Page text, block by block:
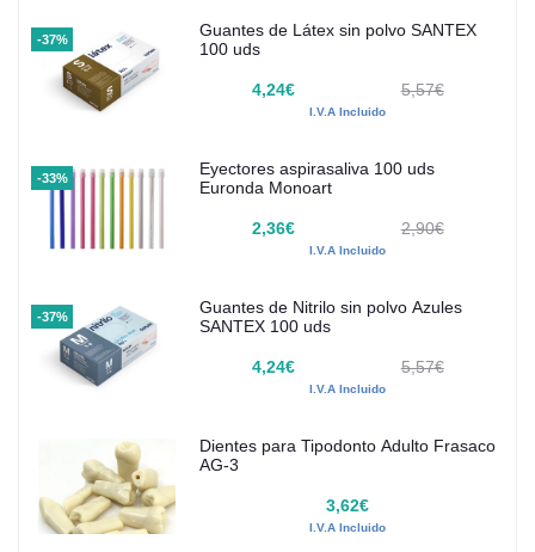
-37%
Guantes de Látex sin polvo SANTEX
100 uds
4,24€ 5,57€
I.V.A Incluido
-33%
Eyectores aspirasaliva 100 uds
Euronda Monoart
2,36€ 2,90€
I.V.A Incluido
-37%
Guantes de Nitrilo sin polvo Azules
SANTEX 100 uds
4,24€ 5,57€
I.V.A Incluido
Dientes para Tipodonto Adulto Frasaco
AG-3
3,62€
I.V.A Incluido